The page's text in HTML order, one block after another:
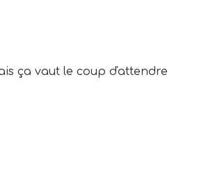
ça vaut le coup d'attendre